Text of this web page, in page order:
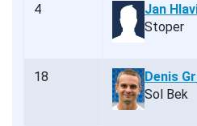
4
Jan
Stoper
18
Denis
Sol Bek